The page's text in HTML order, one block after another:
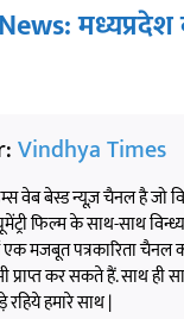
मध्यप्रदेश
Vindhya Times
वेब बेस्ड न्यूज़ चैनल है जो
फिल्म के साथ-साथ
एक मजबूत पत्रकारिता
प्राप्त कर सकते हैं. साथ
हमारे साथ |